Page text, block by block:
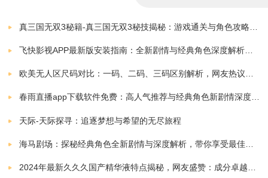
3.通过完成任务获得的金币，可以去用来升级自己的建
筑和设备，完善游乐园的设施，让游乐园变得更美观。
这是一款非常有趣的冒险游戏。玩家需要不断的进行解
密探索来挑战自我，获得丰厚奖励，可以自定义游乐园
飞快影视APP最新版安装指南：全新剧情与经典角色深度解析，带你体验极致观影快感
欧美无人区尺码对比：一码、二码、三码区别解析，网友热议：选择更精准，购物无忧！
春雨直播app下载软件免费：高人气推荐与经典角色新剧情深度解析指南
天际-天际探寻：追逐梦想与希望的无尽旅程